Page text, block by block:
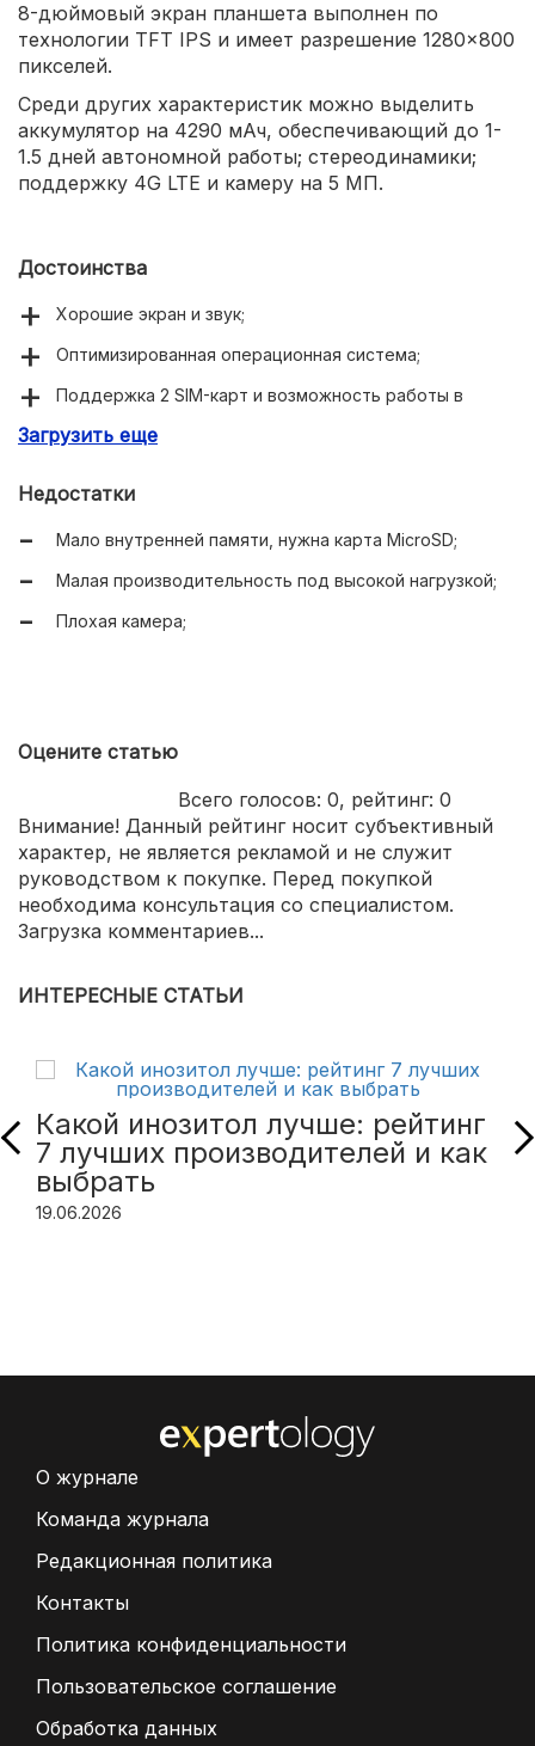
8-дюймовый экран планшета выполнен по
технологии TFT IPS и имеет разрешение 1280×800
пикселей.
Среди других характеристик можно выделить
аккумулятор на 4290 мАч, обеспечивающий до 1-
1.5 дней автономной работы; стереодинамики;
поддержку 4G LTE и камеру на 5 МП.
Достоинства
Хорошие экран и звук;
Оптимизированная операционная система;
Поддержка 2 SIM-карт и возможность работы в
Загрузить еще
Недостатки
Мало внутренней памяти, нужна карта MicroSD;
Малая производительность под высокой нагрузкой;
Плохая камера;
Оцените статью
Всего голосов: 0, рейтинг: 0
Внимание! Данный рейтинг носит субъективный
характер, не является рекламой и не служит
руководством к покупке. Перед покупкой
необходима консультация со специалистом.
Загрузка комментариев...
ИНТЕРЕСНЫЕ СТАТЬИ
Какой инозитол лучше: рейтинг
7 лучших производителей и как
выбрать
19.06.2026
О журнале
Команда журнала
Редакционная политика
Контакты
Политика конфиденциальности
Пользовательское соглашение
Обработка данных